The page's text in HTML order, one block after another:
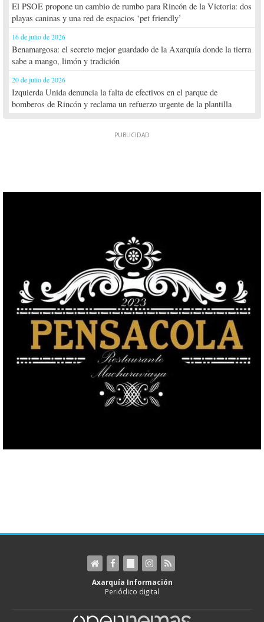
El PSOE propone un cambio de rumbo para Rincón de la Victoria: dos
playas caninas y una red de espacios ‘pet friendly’
16 de julio de 2026
Benamargosa: el secreto mejor guardado de la Axarquía donde la tierra
sabe a mango, limón y tradición
20 de julio de 2026
Izquierda Unida denuncia la falta de efectivos en el parque de
bomberos de Rincón y reclama un refuerzo urgente de la plantilla
Axarquía Información
Periódico digital